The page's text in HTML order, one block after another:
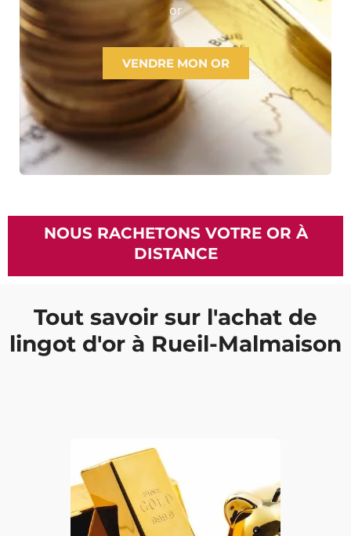
or
VENDRE MON OR
NOUS RACHETONS VOTRE OR À
DISTANCE
Tout savoir sur l'achat de
lingot d'or à Rueil-Malmaison